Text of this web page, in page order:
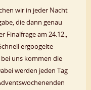
wir in jeder Nacht
die dann genau
Finalfrage am 24.12.,
ergoogelte
uns kommen die
werden jeden Tag